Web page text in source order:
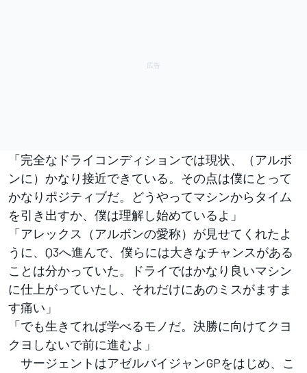
「完全なドライコンディションでは現状、（アルボ
ンに）かなり接近できている。その点は僕にとって
かなりポジティブだ。どうやってマシンからタイム
を引き出すか、僕は理解し始めているよ」
「アレックス（アルボンの愛称）が見せてくれたよ
うに、Q3へ進んで、僕らには大きなチャンスがある
ことは分かっていた。ドライではかなり良いマシン
に仕上がっていたし、それだけにあのミスがますま
す痛い」
「でも生きてれば学べるモノだ。決勝に向けてクヨ
クヨしないで前に進むよ」
サージェントはアゼルバイジャンGPをはじめ、こ